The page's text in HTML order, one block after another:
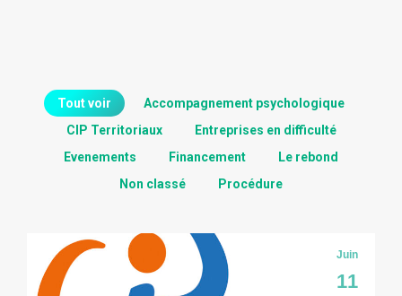
Tout voir
Accompagnement psychologique
CIP Territoriaux
Entreprises en difficulté
Evenements
Financement
Le rebond
Non classé
Procédure
Juin
11